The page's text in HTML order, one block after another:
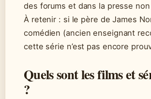
des forums et dans la presse
À retenir : si le père de James
comédien (ancien enseignant
cette série n’est pas encore
Quels sont les films et
?